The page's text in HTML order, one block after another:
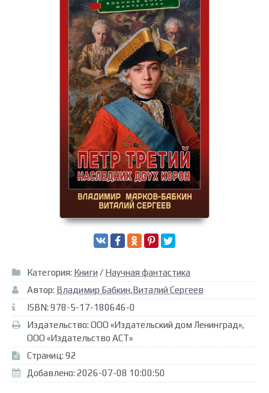
Категория: Книги / Научная фантастика
Автор: Владимир Бабкин,Виталий Сергеев
ISBN: 978-5-17-180646-0
Издательство: ООО «Издательский дом Ленинград»,
ООО «Издательство АСТ»
Страниц: 92
Добавлено: 2026-07-08 10:00:50